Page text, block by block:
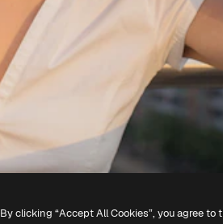
By clicking “Accept All Cookies”, you agree